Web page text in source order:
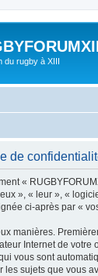
du rugby à XIII
de
«
», « leur », «
ci-après par «
manières.
Internet de
vous sont
sujets que vous